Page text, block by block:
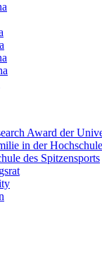
Award der
in der Hochschule
des Spitzensports